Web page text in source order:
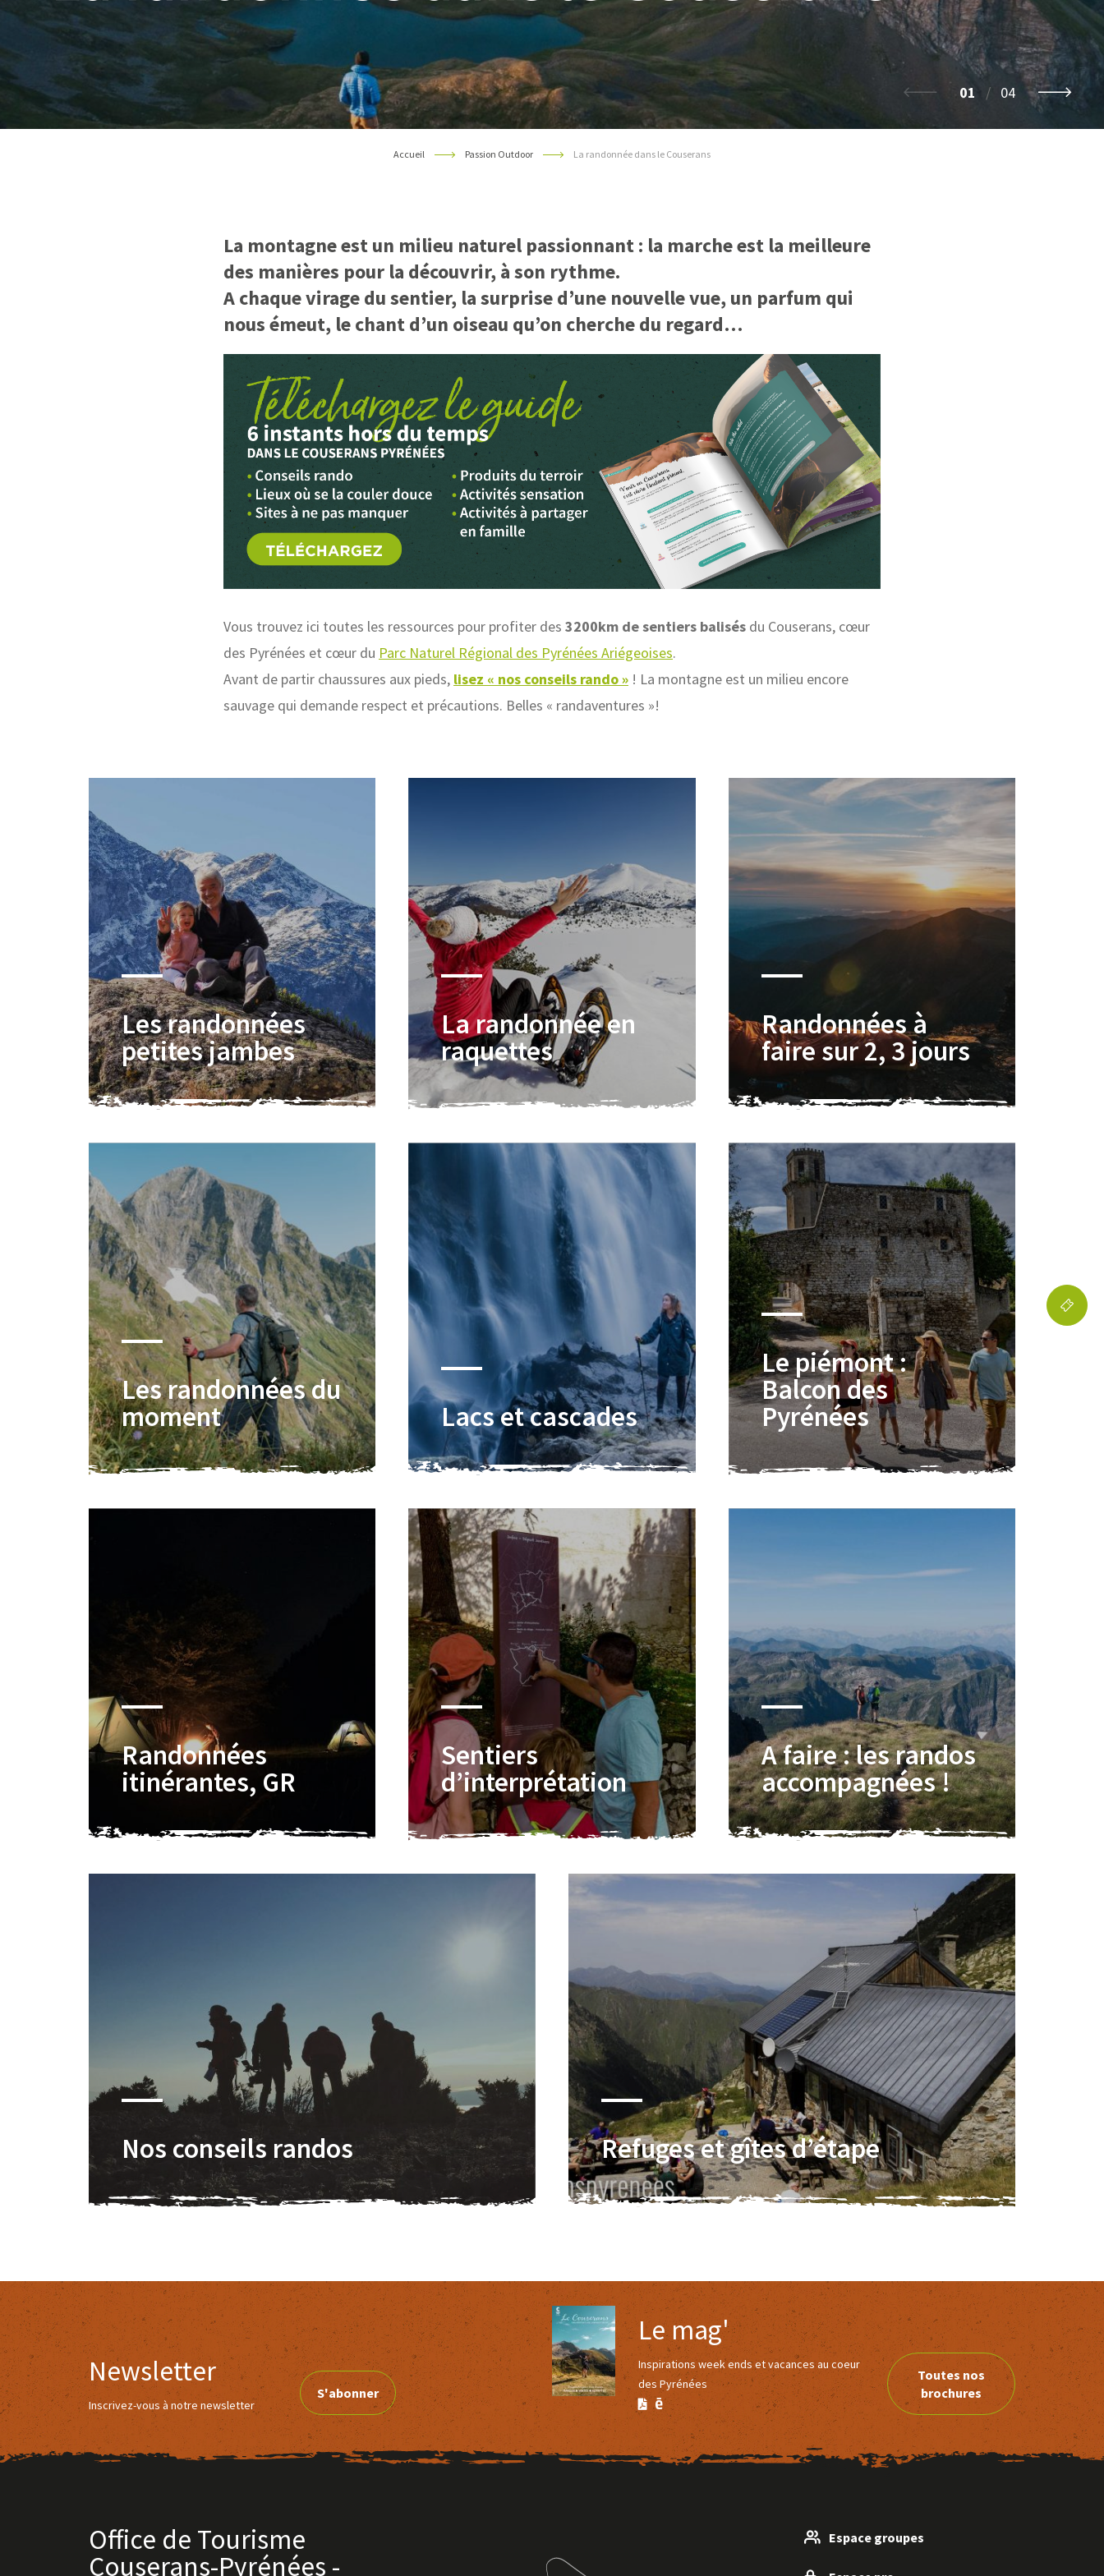
01 / 04
Accueil Passion Outdoor La randonnée dans le Couserans
La montagne est un milieu naturel passionnant : la marche est la meilleure
des manières pour la découvrir, à son rythme.
A chaque virage du sentier, la surprise d’une nouvelle vue, un parfum qui
nous émeut, le chant d’un oiseau qu’on cherche du regard…
Vous trouvez ici toutes les ressources pour profiter des 3200km de sentiers balisés du Couserans, cœur
des Pyrénées et cœur du Parc Naturel Régional des Pyrénées Ariégeoises.
Avant de partir chaussures aux pieds, lisez « nos conseils rando » ! La montagne est un milieu encore
sauvage qui demande respect et précautions. Belles « randaventures »!
Les randonnées
petites jambes
La randonnée en
raquettes
Randonnées à
faire sur 2, 3 jours
Les randonnées du
moment Lacs et cascades
Le piémont :
Balcon des
Pyrénées
Randonnées
itinérantes, GR
Sentiers
d’interprétation
A faire : les randos
accompagnées !
Nos conseils randos Refuges et gîtes d’étape
Newsletter
Inscrivez-vous à notre newsletter
S'abonner
Le mag'
Inspirations week ends et vacances au coeur
des Pyrénées
Version
PDF
Version
Calaméo
Toutes nos
brochures
Office de Tourisme
Couserans-Pyrénées -
Espace groupes